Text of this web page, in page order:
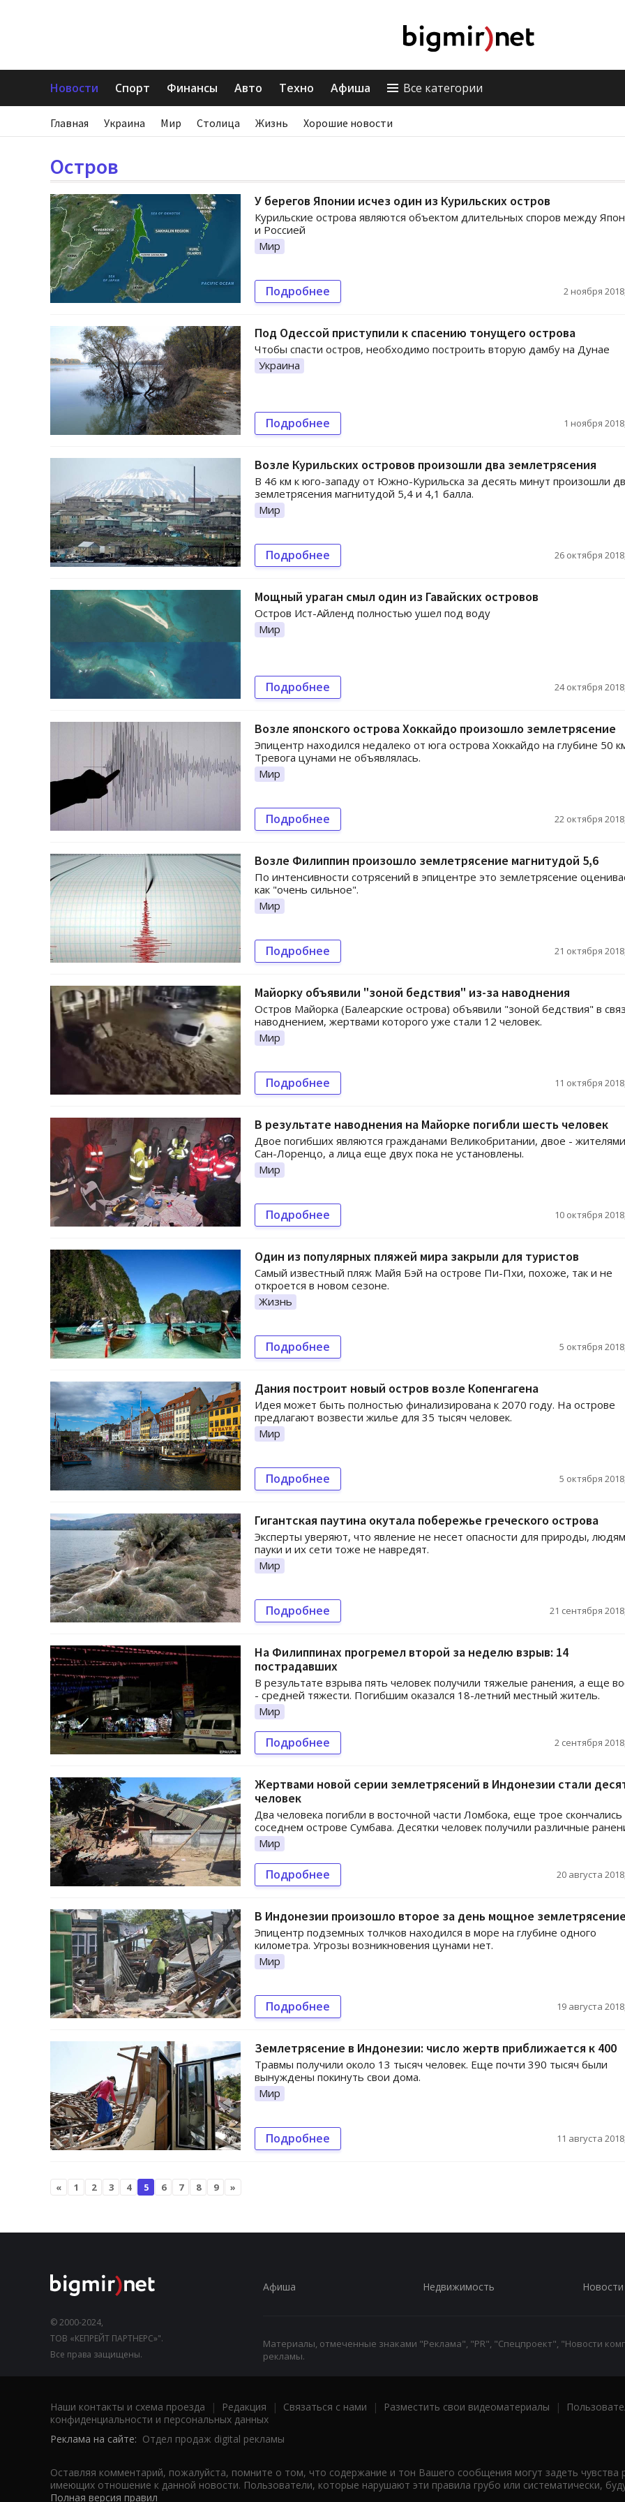
Новости Спорт Финансы Авто Техно Афиша Все категории
Главная Украина Мир Столица Жизнь Хорошие новости
Остров
У берегов Японии исчез один из Курильских остров
Курильские острова являются объектом длительных споров между
и Россией
Мир
Подробнее 2 ноября
Под Одессой приступили к спасению тонущего острова
Чтобы спасти остров, необходимо построить вторую дамбу на Дунае
Украина
Подробнее 1 ноября
Возле Курильских островов произошли два землетрясения
В 46 км к юго-западу от Южно-Курильска за десять минут произошли
землетрясения магнитудой 5,4 и 4,1 балла.
Мир
Подробнее 26 октября
Мощный ураган смыл один из Гавайских островов
Остров Ист-Айленд полностью ушел под воду
Мир
Подробнее 24 октября
Возле японского острова Хоккайдо произошло землетрясение
Эпицентр находился недалеко от юга острова Хоккайдо на глубине 50
Тревога цунами не объявлялась.
Мир
Подробнее 22 октября
Возле Филиппин произошло землетрясение магнитудой 5,6
По интенсивности сотрясений в эпицентре это землетрясение
как "очень сильное".
Мир
Подробнее 21 октября
Майорку объявили "зоной бедствия" из-за наводнения
Остров Майорка (Балеарские острова) объявили "зоной бедствия" в
наводнением, жертвами которого уже стали 12 человек.
Мир
Подробнее 11 октября
В результате наводнения на Майорке погибли шесть человек
Двое погибших являются гражданами Великобритании, двое - жителями
Сан-Лоренцо, а лица еще двух пока не установлены.
Мир
Подробнее 10 октября
Один из популярных пляжей мира закрыли для туристов
Самый известный пляж Майя Бэй на острове Пи-Пхи, похоже, так и не
откроется в новом сезоне.
Жизнь
Подробнее 5 октября
Дания построит новый остров возле Копенгагена
Идея может быть полностью финализирована к 2070 году. На острове
предлагают возвести жилье для 35 тысяч человек.
Мир
Подробнее 5 октября
Гигантская паутина окутала побережье греческого острова
Эксперты уверяют, что явление не несет опасности для природы, людям
пауки и их сети тоже не навредят.
Мир
Подробнее 21 сентября
На Филиппинах прогремел второй за неделю взрыв: 14
пострадавших
В результате взрыва пять человек получили тяжелые ранения, а еще
- средней тяжести. Погибшим оказался 18-летний местный житель.
Мир
Подробнее 2 сентября
Жертвами новой серии землетрясений в Индонезии стали
человек
Два человека погибли в восточной части Ломбока, еще трое скончались
соседнем острове Сумбава. Десятки человек получили различные
Мир
Подробнее 20 августа
В Индонезии произошло второе за день мощное землетрясение
Эпицентр подземных толчков находился в море на глубине одного
километра. Угрозы возникновения цунами нет.
Мир
Подробнее 19 августа
Землетрясение в Индонезии: число жертв приближается к 400
Травмы получили около 13 тысяч человек. Еще почти 390 тысяч были
вынуждены покинуть свои дома.
Мир
Подробнее 11 августа
« 1 2 3 4 5 6 7 8 9 »
© 2000-2024,
ТОВ «КЕПРЕЙТ ПАРТНЕРС»".
Все права защищены.
Афиша Недвижимость Новости
Материалы, отмеченные знаками "Реклама", "PR", "Спецпроект", "Новости
рекламы.
Наши контакты и схема проезда | Редакция | Связаться с нами | Разместить свои видеоматериалы |
конфиденциальности и персональных данных
Реклама на сайте: Отдел продаж digital рекламы
Оставляя комментарий, пожалуйста, помните о том, что содержание и тон Вашего сообщения могут задеть чувства
имеющих отношение к данной новости. Пользователи, которые нарушают эти правила грубо или систематически,
Полная версия правил